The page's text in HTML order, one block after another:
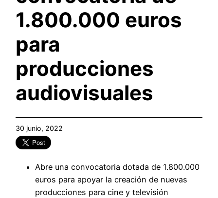
1.800.000 euros
para
producciones
audiovisuales
30 junio, 2022
Abre una convocatoria dotada de 1.800.000
euros para apoyar la creación de nuevas
producciones para cine y televisión